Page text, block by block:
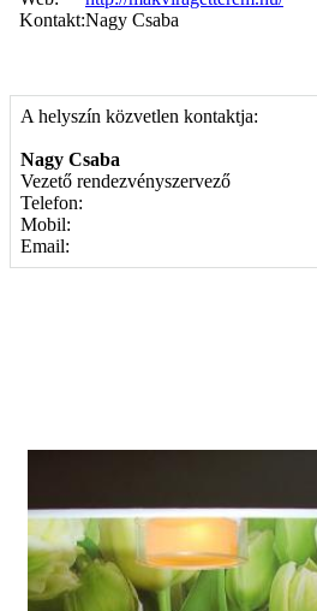
Kontakt:Nagy Csaba
A helyszín közvetlen kontaktja:
Nagy Csaba
Vezető rendezvényszervező
Telefon:
Mobil:
Email: